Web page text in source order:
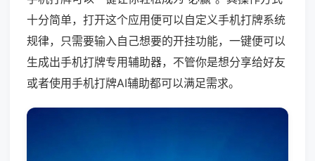
十分简单，打开这个应用便可以自定义手机打牌系统
规律，只需要输入自己想要的开挂功能，一键便可以
生成出手机打牌专用辅助器，不管你是想分享给好友
或者使用手机打牌AI辅助都可以满足需求。